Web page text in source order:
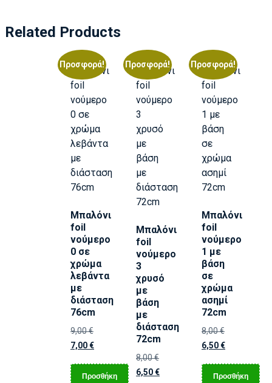
Related Products
Προσφορά!
Μπαλόνι
foil
νούμερο
0 σε
χρώμα
λεβάντα
με
διάσταση
76cm
9,00€
7,00€
Προσθήκη
Προσφορά!
Μπαλόνι
foil
νούμερο
3
χρυσό
με
βάση
με
διάσταση
72cm
8,00€
6,50€
Προσφορά!
Μπαλόνι
foil
νούμερο
1 με
βάση
σε
χρώμα
ασημί
72cm
8,00€
6,50€
Προσθήκη